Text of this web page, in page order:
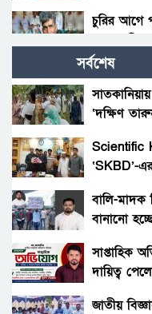
চুরির আগে
মারধর, যুব
গ্রেফতার
সতর্কবার্তা
যুবক
সাঘাটায়
পুত্রবধূকে
মামলা।
পরিবার ও
সর্বশেষ
‘দক্ষিণ
Scientific
‘SKBD’-
বালি-মাদক
বানানো
সাপ্তাহিক
দায়িত্ব
জাতীয়